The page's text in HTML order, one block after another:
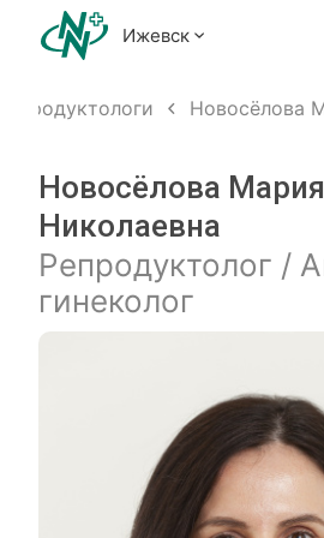
Ижевск
Новосёлова
Новосёлова Мария
Николаевна
Репродуктолог /
гинеколог